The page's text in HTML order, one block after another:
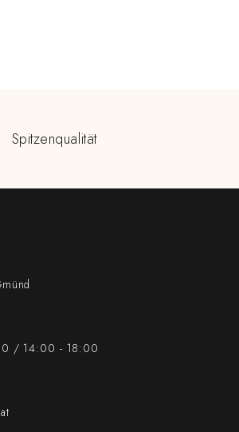
Spitzenqualität
/ 14:00 - 18:00